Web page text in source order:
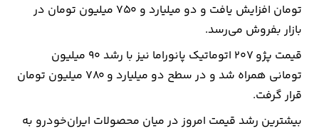
تومان افزایش یافت و دو میلیارد و ۷۵۰ میلیون تومان در
بازار بفروش می‌رسد.
قیمت پژو ۲۰۷ اتوماتیک پانوراما نیز با رشد ۹۰ میلیون
تومانی همراه شد و در سطح دو میلیارد و ۷۸۰ میلیون تومان
قرار گرفت.
بیشترین رشد قیمت امروز در میان محصولات ایران‌خودرو به